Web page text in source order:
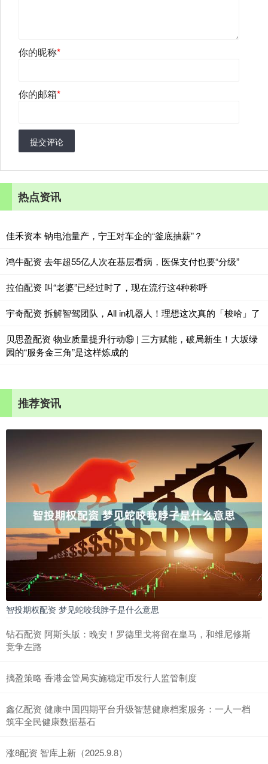
你的昵称*
你的邮箱*
提交评论
热点资讯
佳禾资本 钠电池量产，宁王对车企的“釜底抽薪”？
鸿牛配资 去年超55亿人次在基层看病，医保支付也要“分级”
拉伯配资 叫“老婆”已经过时了，现在流行这4种称呼
宇奇配资 拆解智驾团队，All in机器人！理想这次真的「梭哈」了
贝思盈配资 物业质量提升行动⑲ | 三方赋能，破局新生！大坂绿
园的“服务金三角”是这样炼成的
推荐资讯
智投期权配资 梦见蛇咬我脖子是什么意思
钻石配资 阿斯头版：晚安！罗德里戈将留在皇马，和维尼修斯
竞争左路
摛盈策略 香港金管局实施稳定币发行人监管制度
鑫亿配资 健康中国四期平台升级智慧健康档案服务：一人一档
筑牢全民健康数据基石
涨8配资 智库上新（2025.9.8）